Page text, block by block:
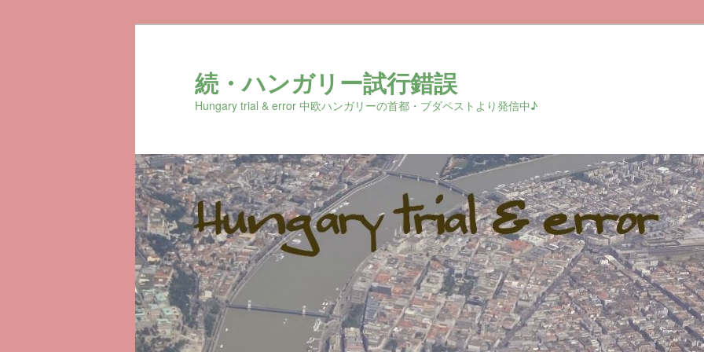
続・ハンガリー試行錯誤
Hungary trial & error 中欧ハンガリーの首都・ブダペストより発信中♪